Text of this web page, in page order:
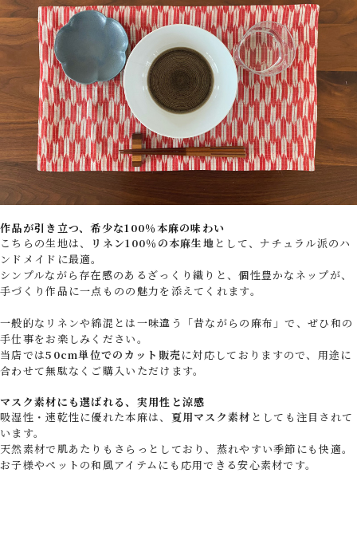
作品が引き立つ、希少な100％本麻の味わい
こちらの生地は、
リネン100％の本麻生地 として、ナチュラル派のハ
ンドメイドに最適。
シンプルながら存在感のあるざっくり織りと、個性豊かなネップが、
手づくり作品に一点ものの魅力を添えてくれます。
一般的なリネンや綿混とは一味違う「昔ながらの麻布」で、ぜひ和の
手仕事をお楽しみください。
当店では50cm単位でのカット販売に対応しておりますので、用途に
合わせて無駄なくご購入いただけます。
マスク素材にも選ばれる、実用性と涼感
吸湿性・速乾性に優れた本麻は、 夏用マスク素材 としても注目されて
います。
天然素材で肌あたりもさらっとしており、蒸れやすい季節にも快適。
お子様やペットの和風アイテムにも応用できる安心素材です。